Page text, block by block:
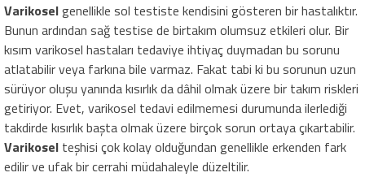
Varikoselgenellikle sol testiste kendisini gösteren bir hastalıktır.
Bunun ardından sağ testise de birtakım olumsuz etkileri olur. Bir
kısım varikosel hastaları tedaviye ihtiyaç duymadan bu sorunu
atlatabilir veya farkına bile varmaz. Fakat tabi ki bu sorunun uzun
sürüyor oluşu yanında kısırlık da dâhil olmak üzere bir takım riskleri
getiriyor. Evet, varikosel tedavi edilmemesi durumunda ilerlediği
takdirde kısırlık başta olmak üzere birçok sorun ortaya çıkartabilir.
Varikosel teşhisi çok kolay olduğundan genellikle erkenden fark
edilir ve ufak bir cerrahi müdahaleyle düzeltilir.